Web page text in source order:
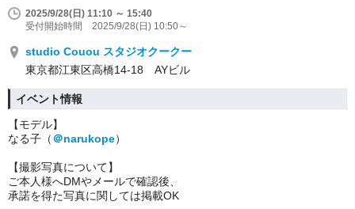
2025/9/28(日) 11:10 ～ 15:40
受付開始時間 2025/9/28(日) 10:50～
studio Couou スタジオクークー
東京都江東区高橋14-18 AYビル
イベント情報
【モデル】
なる子（＠narukope）
【撮影写真について】
ご本人様へDMやメールで確認後、
承諾を得た写真に関しては掲載OK